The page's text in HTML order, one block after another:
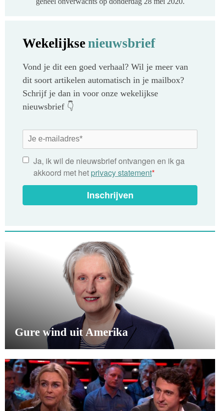
Wekelijksenieuwsbrief
Vond je dit een goed verhaal? Wil je meer van
dit soort artikelen automatisch in je mailbox?
Schrijf je dan in voor onze wekelijkse
nieuwsbrief 👇
Ja, ik wil de nieuwsbrief ontvangen en ik ga
akkoord met het privacy statement*
Inschrijven
Gure wind uit Amerika